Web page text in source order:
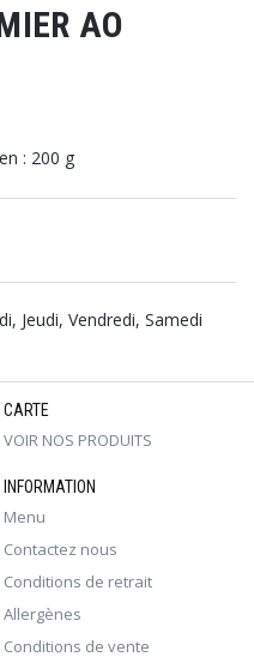
AO
: 200 g
Jeudi, Vendredi, Samedi
CARTE
VOIR NOS PRODUITS
INFORMATION
Menu
Contactez nous
Conditions de retrait
Allergènes
Conditions de vente